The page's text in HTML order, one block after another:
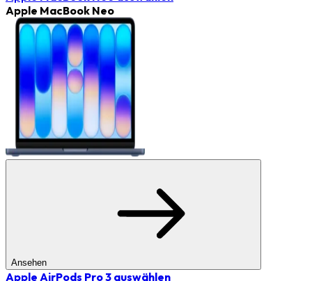
Apple MacBook Neo
Ansehen
Apple AirPods Pro 3 auswählen